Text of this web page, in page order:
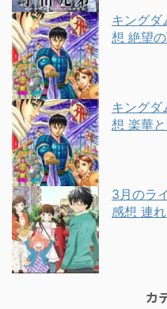
キング
想 絶望
キング
想 楽華
3月のラ
感想 連
カ